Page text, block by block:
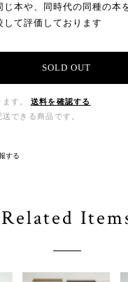
本や、同時代の同種の本
て評価しております
SOLD OUT
す。
送料を確認する
できる商品です。
する
Related